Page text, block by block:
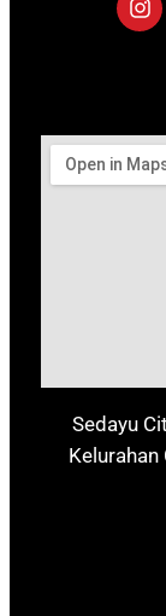
Sedayu
Kelurahan